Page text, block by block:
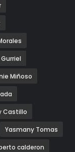
Miñoso
Castillo
Yasmany Tomas
calderon